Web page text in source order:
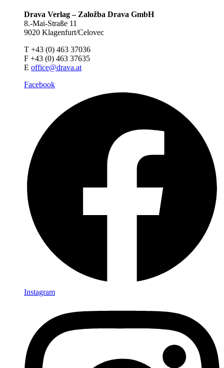
Drava Verlag – Založba Drava GmbH
8.-Mai-Straße 11
9020 Klagenfurt/Celovec
T +43 (0) 463 37036
F +43 (0) 463 37635
E office@drava.at
Facebook
Instagram